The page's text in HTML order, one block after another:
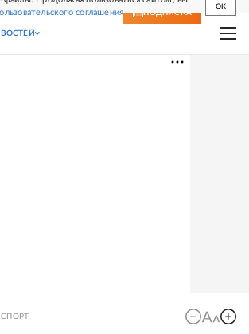
соглашения
OK
ПОДПИСКА
СПОРТ